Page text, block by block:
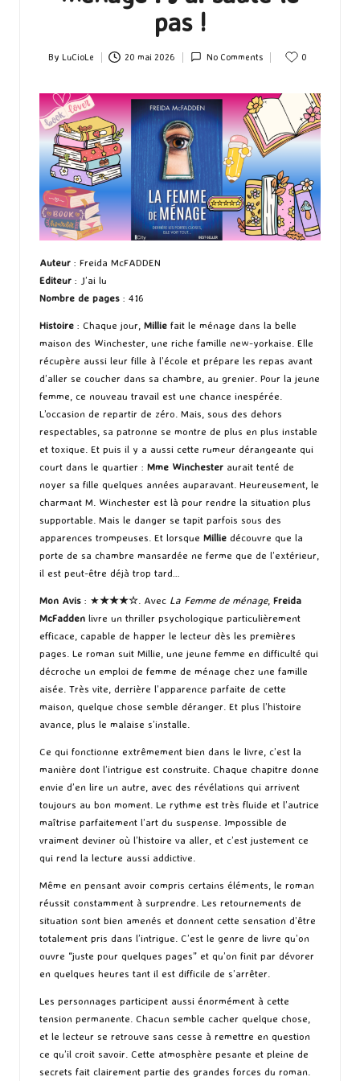
pas !
Posted
By LuCioLe 20 mai 2026 No Comments 0
Auteur : Freida McFADDEN
Editeur : J’ai lu
Nombre de pages : 416
Histoire : Chaque jour, Millie fait le ménage dans la belle
maison des Winchester, une riche famille new-yorkaise. Elle
récupère aussi leur fille à l’école et prépare les repas avant
d’aller se coucher dans sa chambre, au grenier. Pour la jeune
femme, ce nouveau travail est une chance inespérée.
L’occasion de repartir de zéro. Mais, sous des dehors
respectables, sa patronne se montre de plus en plus instable
et toxique. Et puis il y a aussi cette rumeur dérangeante qui
court dans le quartier : Mme Winchester aurait tenté de
noyer sa fille quelques années auparavant. Heureusement, le
charmant M. Winchester est là pour rendre la situation plus
supportable. Mais le danger se tapit parfois sous des
apparences trompeuses. Et lorsque Millie découvre que la
porte de sa chambre mansardée ne ferme que de l’extérieur,
il est peut-être déjà trop tard…
Mon Avis : ★★★★☆. Avec La Femme de ménage, Freida
McFadden livre un thriller psychologique particulièrement
efficace, capable de happer le lecteur dès les premières
pages. Le roman suit Millie, une jeune femme en difficulté qui
décroche un emploi de femme de ménage chez une famille
aisée. Très vite, derrière l’apparence parfaite de cette
maison, quelque chose semble déranger. Et plus l’histoire
avance, plus le malaise s’installe.
Ce qui fonctionne extrêmement bien dans le livre, c’est la
manière dont l’intrigue est construite. Chaque chapitre donne
envie d’en lire un autre, avec des révélations qui arrivent
toujours au bon moment. Le rythme est très fluide et l’autrice
maîtrise parfaitement l’art du suspense. Impossible de
vraiment deviner où l’histoire va aller, et c’est justement ce
qui rend la lecture aussi addictive.
Même en pensant avoir compris certains éléments, le roman
réussit constamment à surprendre. Les retournements de
situation sont bien amenés et donnent cette sensation d’être
totalement pris dans l’intrigue. C’est le genre de livre qu’on
ouvre “juste pour quelques pages” et qu’on finit par dévorer
en quelques heures tant il est difficile de s’arrêter.
Les personnages participent aussi énormément à cette
tension permanente. Chacun semble cacher quelque chose,
et le lecteur se retrouve sans cesse à remettre en question
ce qu’il croit savoir. Cette atmosphère pesante et pleine de
secrets fait clairement partie des grandes forces du roman.